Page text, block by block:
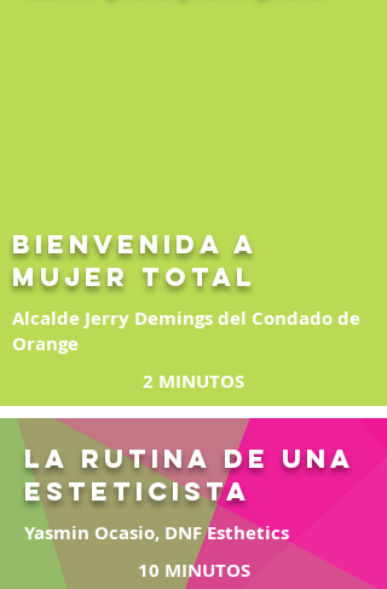
BIENVENIDA A
MUJER TOTAL
Alcalde Jerry Demings del Condado de
Orange
2 MINUTOS
La Rutina de una
esteticista
Yasmin Ocasio, DNF Esthetics
10 MINUTOS